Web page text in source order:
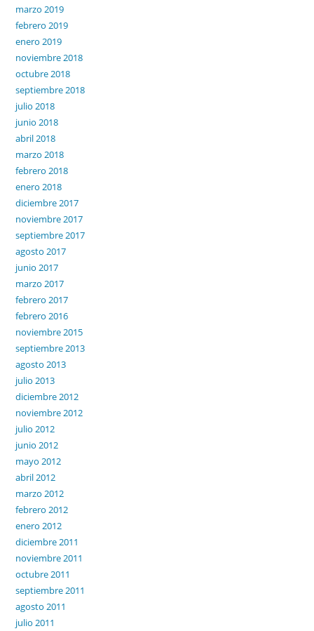
marzo 2019
febrero 2019
enero 2019
noviembre 2018
octubre 2018
septiembre 2018
julio 2018
junio 2018
abril 2018
marzo 2018
febrero 2018
enero 2018
diciembre 2017
noviembre 2017
septiembre 2017
agosto 2017
junio 2017
marzo 2017
febrero 2017
febrero 2016
noviembre 2015
septiembre 2013
agosto 2013
julio 2013
diciembre 2012
noviembre 2012
julio 2012
junio 2012
mayo 2012
abril 2012
marzo 2012
febrero 2012
enero 2012
diciembre 2011
noviembre 2011
octubre 2011
septiembre 2011
agosto 2011
julio 2011